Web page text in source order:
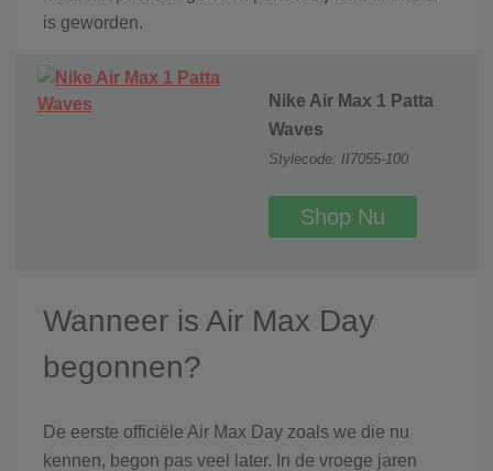
is geworden.
Nike Air Max 1 Patta
Waves
Stylecode: II7055-100
Shop Nu
Wanneer is Air Max Day
begonnen?
De eerste officiële Air Max Day zoals we die nu
kennen, begon pas veel later. In de vroege jaren